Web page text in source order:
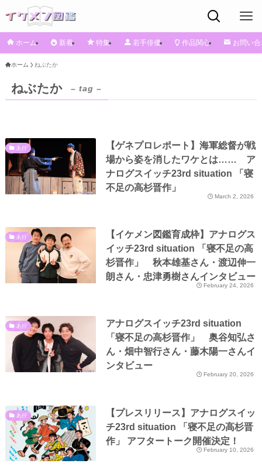
ホーム 新着 特集 若手俳優 作品関心 お問い
ホーム ねぶたか
ねぶたか – tag –
あ行
【ゲネプロレポート】海軍総督が戦
場から姿を消したワケとは…… ア
ナログスイッチ23rd situation 「寝
不足の高杉晋作」
March 2, 2026
あ行
【イケメン図鑑育成枠】アナログス
イッチ23rd situation 「寝不足の高
杉晋作」 秋本雄基さん・渡辺伸一
朗さん・忠津勇樹さんインタビュー
February 24, 2026
あ行
アナログスイッチ23rd situation
「寝不足の高杉晋作」 奥谷知弘さ
ん・畑中智行さん・藤木陽一さんイ
ンタビュー
February 20, 2026
あ行
【プレスリリース】アナログスイッ
チ23rd situation 「寝不足の高杉晋
作」 アフタートーク開催決定！
February 10, 2026